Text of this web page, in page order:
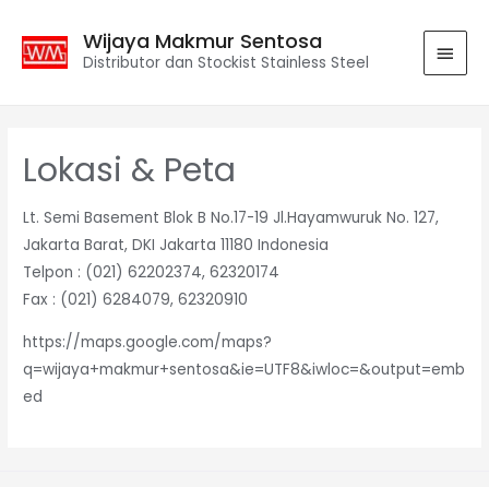
Wijaya Makmur Sentosa
Distributor dan Stockist Stainless Steel
Lokasi & Peta
Lt. Semi Basement Blok B No.17-19 Jl.Hayamwuruk No. 127,
Jakarta Barat, DKI Jakarta 11180 Indonesia
Telpon : (021) 62202374, 62320174
Fax : (021) 6284079, 62320910
https://maps.google.com/maps?
q=wijaya+makmur+sentosa&ie=UTF8&iwloc=&output=emb
ed